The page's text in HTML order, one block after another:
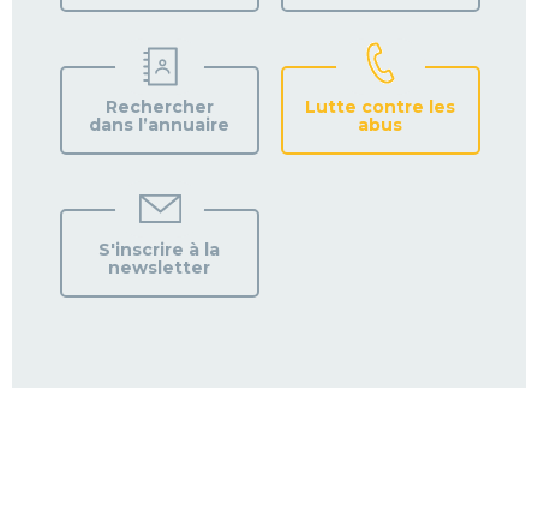
Rechercher
dans l’annuaire
Lutte contre les
abus
S'inscrire à la
newsletter